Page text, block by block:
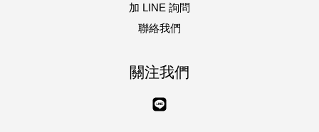
加 LINE 詢問
聯絡我們
關注我們